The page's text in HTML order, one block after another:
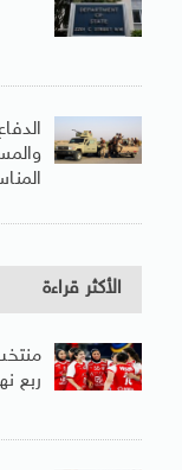
الأكثر قراءة
ربع